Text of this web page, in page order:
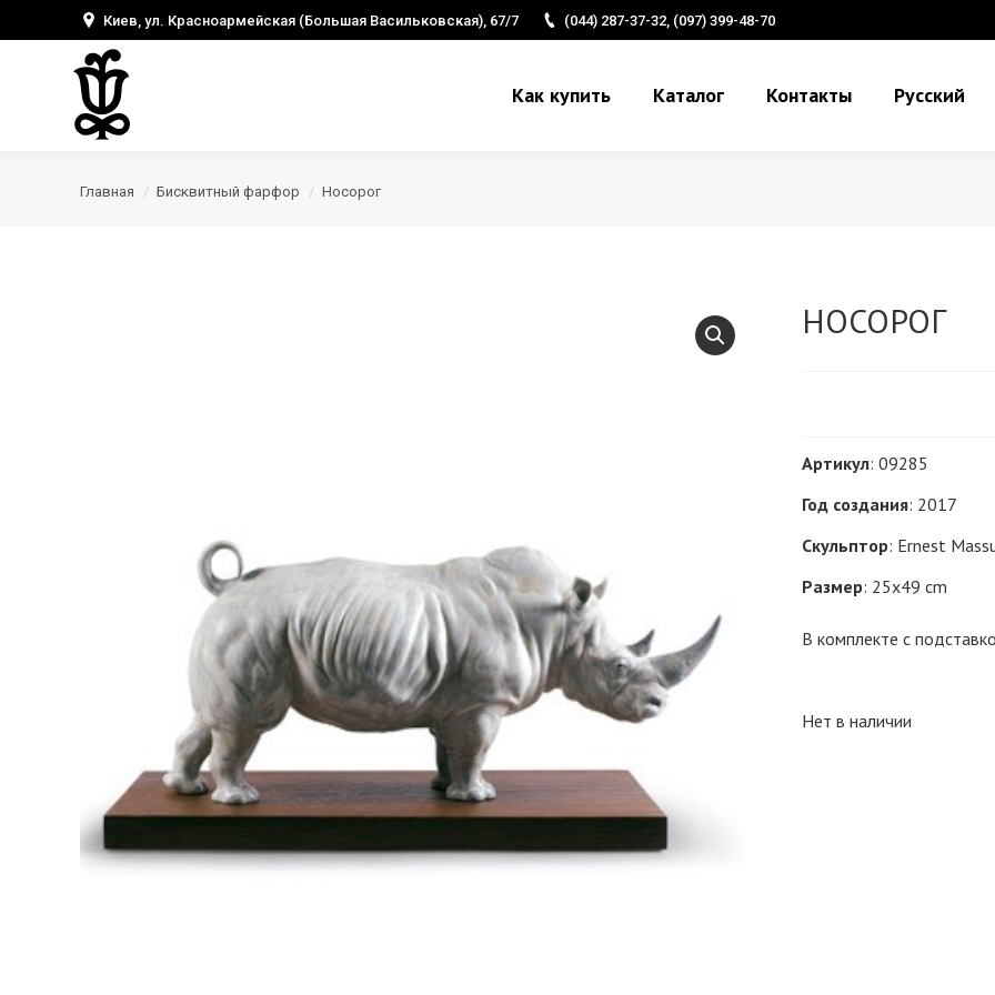
Киев, ул. Красноармейская (Большая Васильковская), 67/7 (044) 287-37-32, (097) 399-48-70
Как купить Каталог Контакты Русский
Главная Бисквитный фарфор Носорог
НОСОРОГ
Артикул: 09285
Год создания: 2017
Скульптор: Ernest
Размер: 25x49 cm
В комплекте с
Нет в наличии